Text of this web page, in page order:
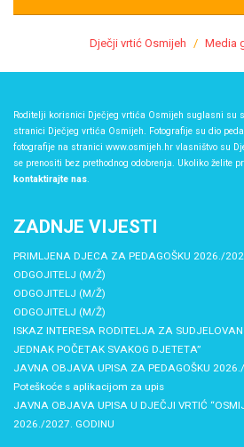
Dječji vrtić Osmijeh Media
Roditelji korisnici Dječjeg vrtića Osmijeh suglasni su
stranici Dječjeg vrtića Osmijeh. Fotografije su dio
fotografije na stranici www.osmijeh.hr vlasništvo su
se prenositi bez prethodnog odobrenja. Ukoliko želite
kontaktirajte nas.
ZADNJE VIJESTI
PRIMLJENA DJECA ZA PEDAGOŠKU 2026./
ODGOJITELJ (M/Ž)
ODGOJITELJ (M/Ž)
ODGOJITELJ (M/Ž)
ISKAZ INTERESA RODITELJA ZA
JEDNAK POČETAK SVAKOG DJETETA”
JAVNA OBJAVA UPISA ZA PEDAGOŠKU
Poteškoće s aplikacijom za upis
JAVNA OBJAVA UPISA U DJEČJI VRTIĆ
2026./2027. GODINU